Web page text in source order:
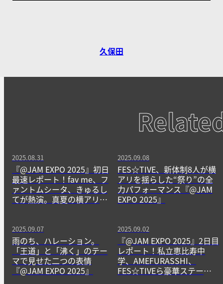
久保田
2025.08.31
『@JAM EXPO 2025』初日
最速レポート！fav me、フ
ァントムシータ、きゅるし
てが熱演。真夏の横アリを
2025.09.08
FES☆TIVE、新体制8人が横
アリを揺らした“祭り”の全
力パフォーマンス『@JAM
EXPO 2025』
2025.09.07
雨のち、ハレーション。
「王道」と「沸く」のテー
マで見せた二つの表情
『@JAM EXPO 2025』
2025.09.02
『@JAM EXPO 2025』2日目
レポート！私立恵比寿中
学、AMEFURASSHI、
FES☆TIVEら豪華ステージ